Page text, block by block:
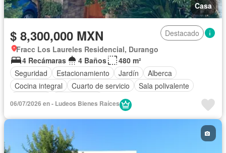
Casa
$ 8,300,000 MXN
Destacado
Fracc Los Laureles Residencial, Durango
4 Recámaras
4 Baños
480 m²
Seguridad
Estacionamiento Jardín
Alberca
Cocina integral
Cuarto de servicio
Sala polivalente
06/07/2026 en - Ludeos Bienes Raíces